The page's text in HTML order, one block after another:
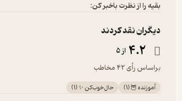
بقیه را از نظرت باخبر کن:
دیگران نقد کردند
4.2 از 5
براساس رأی 42 مخاطب
آموزنده 🦉(
1
) حال‌خوب‌کن ✨(
1
)